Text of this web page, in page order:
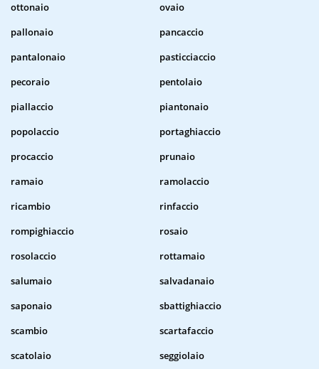
ottonaio
ovaio
pallonaio
pancaccio
pantalonaio
pasticciaccio
pecoraio
pentolaio
piallaccio
piantonaio
popolaccio
portaghiaccio
procaccio
prunaio
ramaio
ramolaccio
ricambio
rinfaccio
rompighiaccio
rosaio
rosolaccio
rottamaio
salumaio
salvadanaio
saponaio
sbattighiaccio
scambio
scartafaccio
scatolaio
seggiolaio